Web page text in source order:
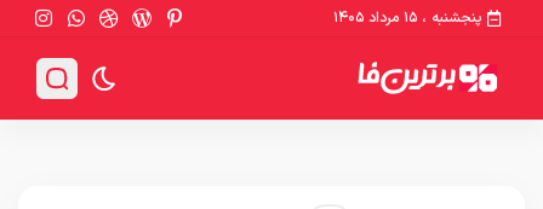
پنجشنبه ، ۱۵ مرداد ۱۴۰۵